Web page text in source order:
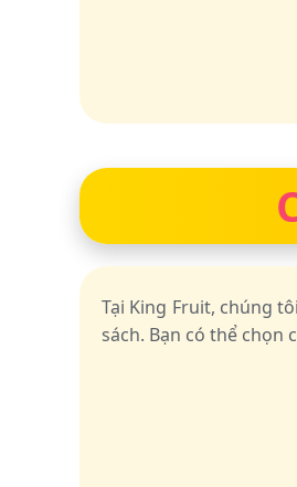
Tại King Fruit, chúng
sách. Bạn có thể chọn